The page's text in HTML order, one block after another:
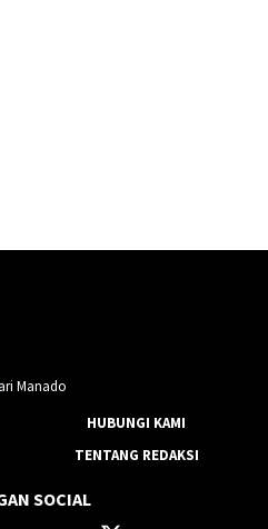
HUBUNGI KAMI
TENTANG REDAKSI
SOCIAL